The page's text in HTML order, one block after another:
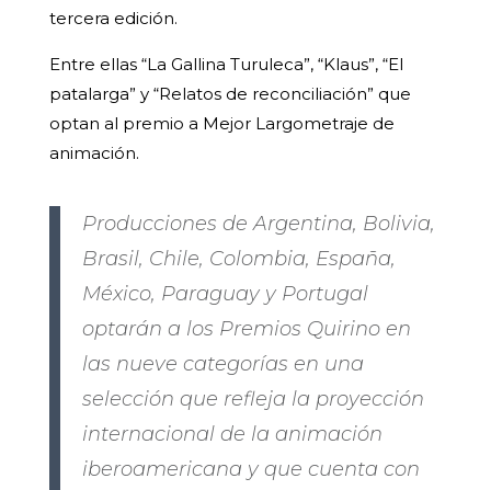
tercera edición.
Entre ellas “La Gallina Turuleca”, “Klaus”, “El
patalarga” y “Relatos de reconciliación” que
optan al premio a Mejor Largometraje de
animación.
Producciones de Argentina, Bolivia,
Brasil, Chile, Colombia, España,
México, Paraguay y Portugal
optarán a los Premios Quirino en
las nueve categorías en una
selección que refleja la proyección
internacional de la animación
iberoamericana y que cuenta con